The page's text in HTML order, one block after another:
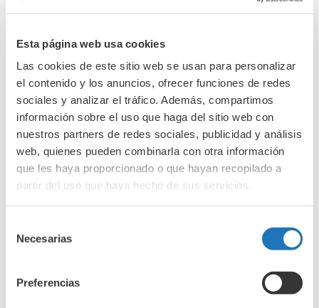
Esta página web usa cookies
Las cookies de este sitio web se usan para personalizar
el contenido y los anuncios, ofrecer funciones de redes
sociales y analizar el tráfico. Además, compartimos
información sobre el uso que haga del sitio web con
nuestros partners de redes sociales, publicidad y análisis
web, quienes pueden combinarla con otra información
que les haya proporcionado o que hayan recopilado a
partir del uso que haya hecho de sus servicios.
Necesarias
Preferencias
diciembre 2024
octubre 2024
junio 2024
abril 2024
marzo 2024
febrero 2024
enero 2024
diciembre 2023